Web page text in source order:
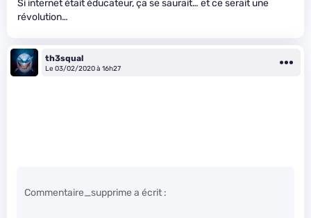
Si internet était éducateur, ça se saurait… et ce serait une
révolution…
th3squal
Le 03/02/2020 à 16h27
Commentaire_supprime a écrit :